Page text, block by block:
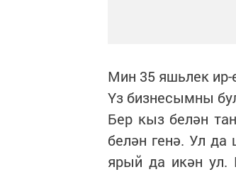
Мин 35 яшьлек
Үз бизнесымны
Бер кыз белән
белән генә. Ул
ярый да икән ул.